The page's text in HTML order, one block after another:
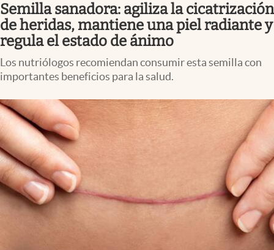
Espiritual
Streaming
PC y mobile
USA
Semilla sanadora: agiliza la cicatrización
de heridas, mantiene una piel radiante y
regula el estado de ánimo
Los nutriólogos recomiendan consumir esta semilla con
importantes beneficios para la salud.